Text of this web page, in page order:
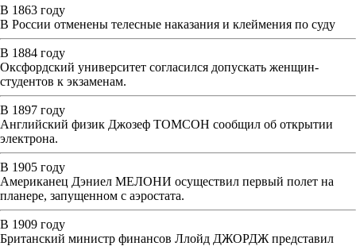
В 1863 году
В России отменены телесные наказания и клеймения по суду
В 1884 году
Оксфордский университет согласился допускать женщин-
студентов к экзаменам.
В 1897 году
Английский физик Джозеф ТОМСОН сообщил об открытии
электрона.
В 1905 году
Американец Дэниел МЕЛОНИ осуществил первый полет на
планере, запущенном с аэростата.
В 1909 году
Британский министр финансов Ллойд ДЖОРДЖ представил